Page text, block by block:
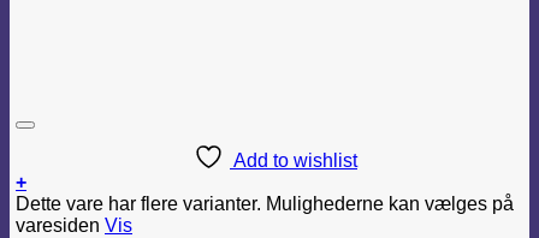
Add to wishlist
+
Dette vare har flere varianter. Mulighederne kan vælges på
varesiden Vis